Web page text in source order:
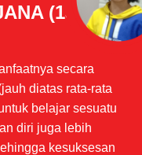
(13 th)
secara
diatas rata-rata
belajar sesuatu
diri juga lebih
kesuksesan